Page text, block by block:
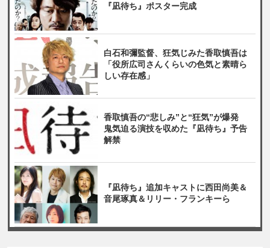
『凪待ち』ポスター完成
白石和彌監督、狂気じみた香取慎吾は
「役所広司さんくらいの色気と素晴ら
しい存在感」
香取慎吾の“悲しみ”と“狂気”が爆発
鬼気迫る演技を収めた『凪待ち』予告
解禁
『凪待ち』追加キャストに西田尚美＆
音尾琢真＆リリー・フランキーら